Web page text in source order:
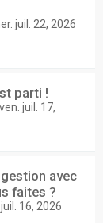
juil. 22, 2026
parti !
ven. juil. 17,
avec
faites ?
16, 2026